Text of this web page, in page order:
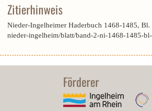
Zitierhinweis
Nieder-Ingelheimer Haderbuch 1468-1485,
nieder-ingelheim/blatt/band-2-ni-1468-1485-
Förderer